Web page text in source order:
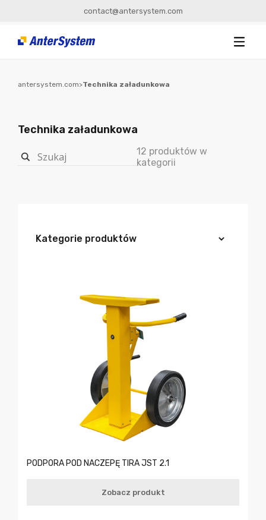
contact@antersystem.com
antersystem.com>Technika załadunkowa
Technika załadunkowa
12 produktów w
kategorii
Kategorie produktów
PODPORA POD NACZEPĘ TIRA JST 2.1
Zobacz produkt